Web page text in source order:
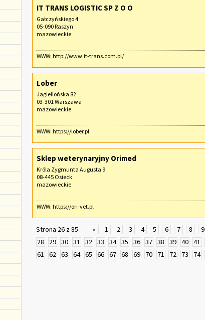
IT TRANS LOGISTIC SP Z O O
Gałczyńskiego 4
05-090 Raszyn
mazowieckie
WWW: http://www.it-trans.com.pl/
Lober
Jagiellońska 82
03-301 Warszawa
mazowieckie
WWW: https://lober.pl
Sklep weterynaryjny Orimed
Króla Zygmunta Augusta 9
08-445 Osieck
mazowieckie
WWW: https://ori-vet.pl
Strona 26 z 85 « 1 2 3 4 5 6 7 8 9
28
29 30 31 32 33 34 35 36 37 38 39 40 41
61
62 63 64 65 66 67 68 69 70 71 72 73 74